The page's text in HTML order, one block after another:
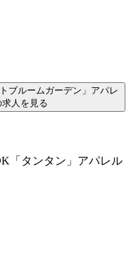
ブルームガーデン」アパレ
人を見る
「タンタン」アパレル